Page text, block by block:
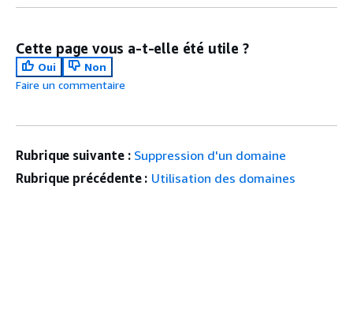
Cette page vous a-t-elle été utile ?
Oui
Non
Faire un commentaire
Rubrique suivante : Suppression d'un domaine
Rubrique précédente : Utilisation des domaines